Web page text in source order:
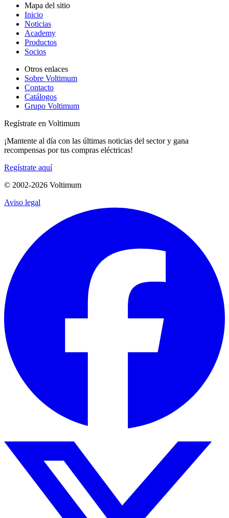
Mapa del sitio
Inicio
Noticias
Academy
Productos
Socios
Otros enlaces
Sobre Voltimum
Contacto
Catálogos
Grupo Voltimum
Regístrate en Voltimum
¡Mantente al día con las últimas noticias del sector y gana
recompensas por tus compras eléctricas!
Regístrate aquí
© 2002-2026 Voltimum
Aviso legal